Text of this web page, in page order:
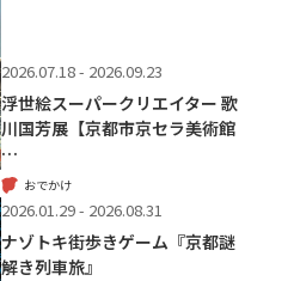
2026.07.18 - 2026.09.23
浮世絵スーパークリエイター 歌
川国芳展【京都市京セラ美術館
…
おでかけ
2026.01.29 - 2026.08.31
ナゾトキ街歩きゲーム『京都謎
解き列車旅』